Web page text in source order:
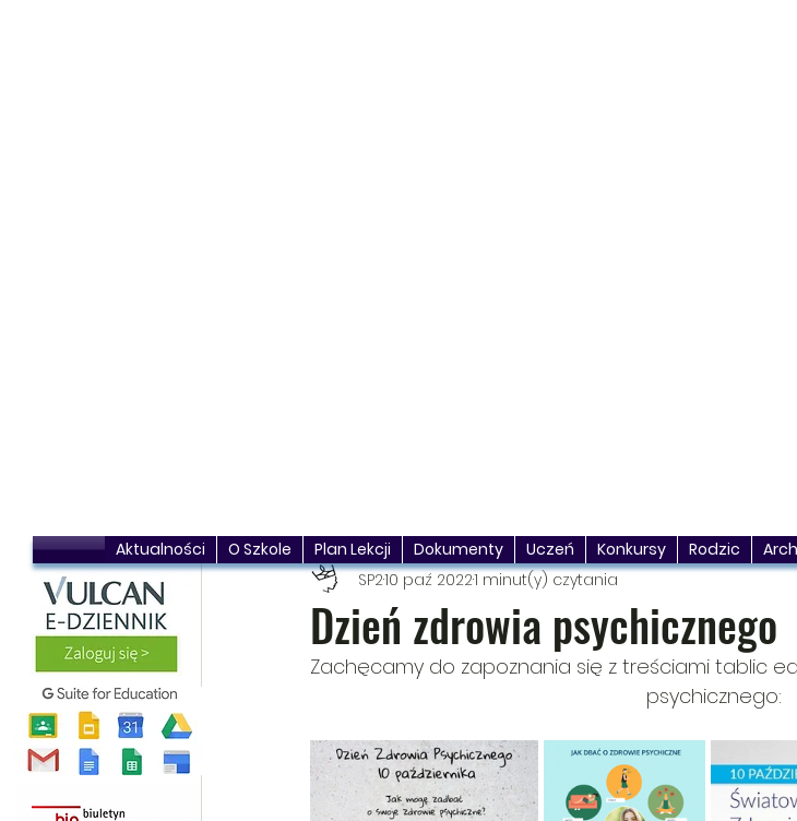
Dzień zdrowia psychicznego
SP210 paź 20221 minut(y) czytania
Zachęcamy do zapoznania się z treściami tablic
psychicznego:
Aktualności O Szkole Plan Lekcji Dokumenty Uczeń Konkursy Rodzic